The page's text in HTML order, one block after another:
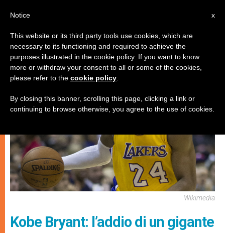
ARTE E CULTURA
Wikimedia
Kobe Bryant: l’addio di un gigante
x
Notice
This website or its third party tools use cookies, which are
necessary to its functioning and required to achieve the
purposes illustrated in the cookie policy. If you want to know
more or withdraw your consent to all or some of the cookies,
please refer to the cookie policy
By closing this banner, scrolling this page, clicking a link or
continuing to browse otherwise, you agree to the use of cookies.